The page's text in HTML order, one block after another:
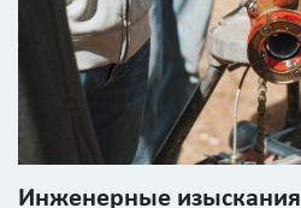
Инженерные изыскания